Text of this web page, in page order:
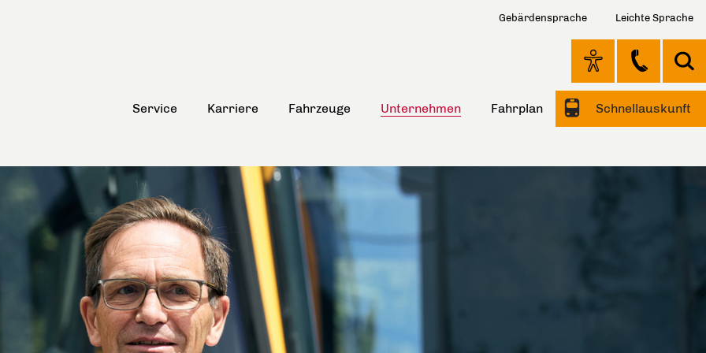
Gebärdensprache Leichte Sprache
Service Karriere Fahrzeuge Unternehmen Fahrplan Schnellauskunft